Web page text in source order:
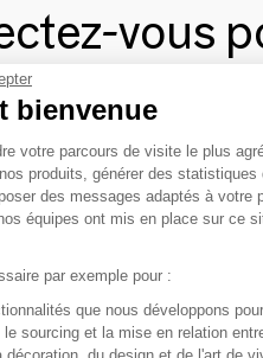
vous
les
mieux de l'expérience
préférées, créez-vous un
produits de milliers de
bienvenue
votre parcours de visite le plus
produits, générer des statistiques
des messages adaptés à votre
équipes ont mis en place sur ce
par exemple pour :
que nous développons pour
sourcing et la mise en relation
décoration, du design et de l'art de